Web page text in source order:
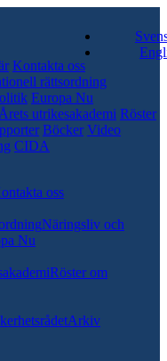
Kontakta oss
rättsordning
Europa Nu
Årets utrikesakademi Röster
Böcker Video
CIDA
oss
Näringsliv och
Nu
Röster om
Arkiv